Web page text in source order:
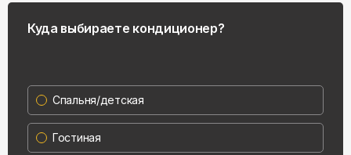
Куда выбираете кондиционер?
Спальня/детская
Гостиная